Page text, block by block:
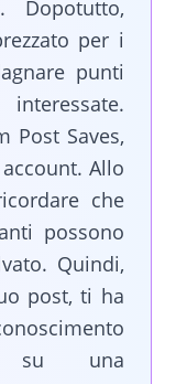
per i
punti
Post Saves,
Allo
che
possono
Quindi,
post, ti ha
su una